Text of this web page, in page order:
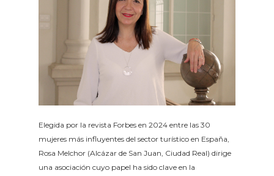
Elegida por la revista Forbes en 2024 entre las 30
mujeres más influyentes del sector turístico en España,
Rosa Melchor (Alcázar de San Juan, Ciudad Real) dirige
una asociación cuyo papel ha sido clave en la